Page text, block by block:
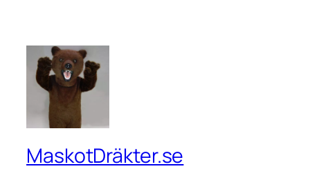
MaskotDräkter.se